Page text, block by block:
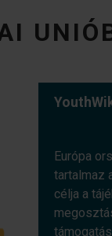
Európa
tartalmaz
célja a